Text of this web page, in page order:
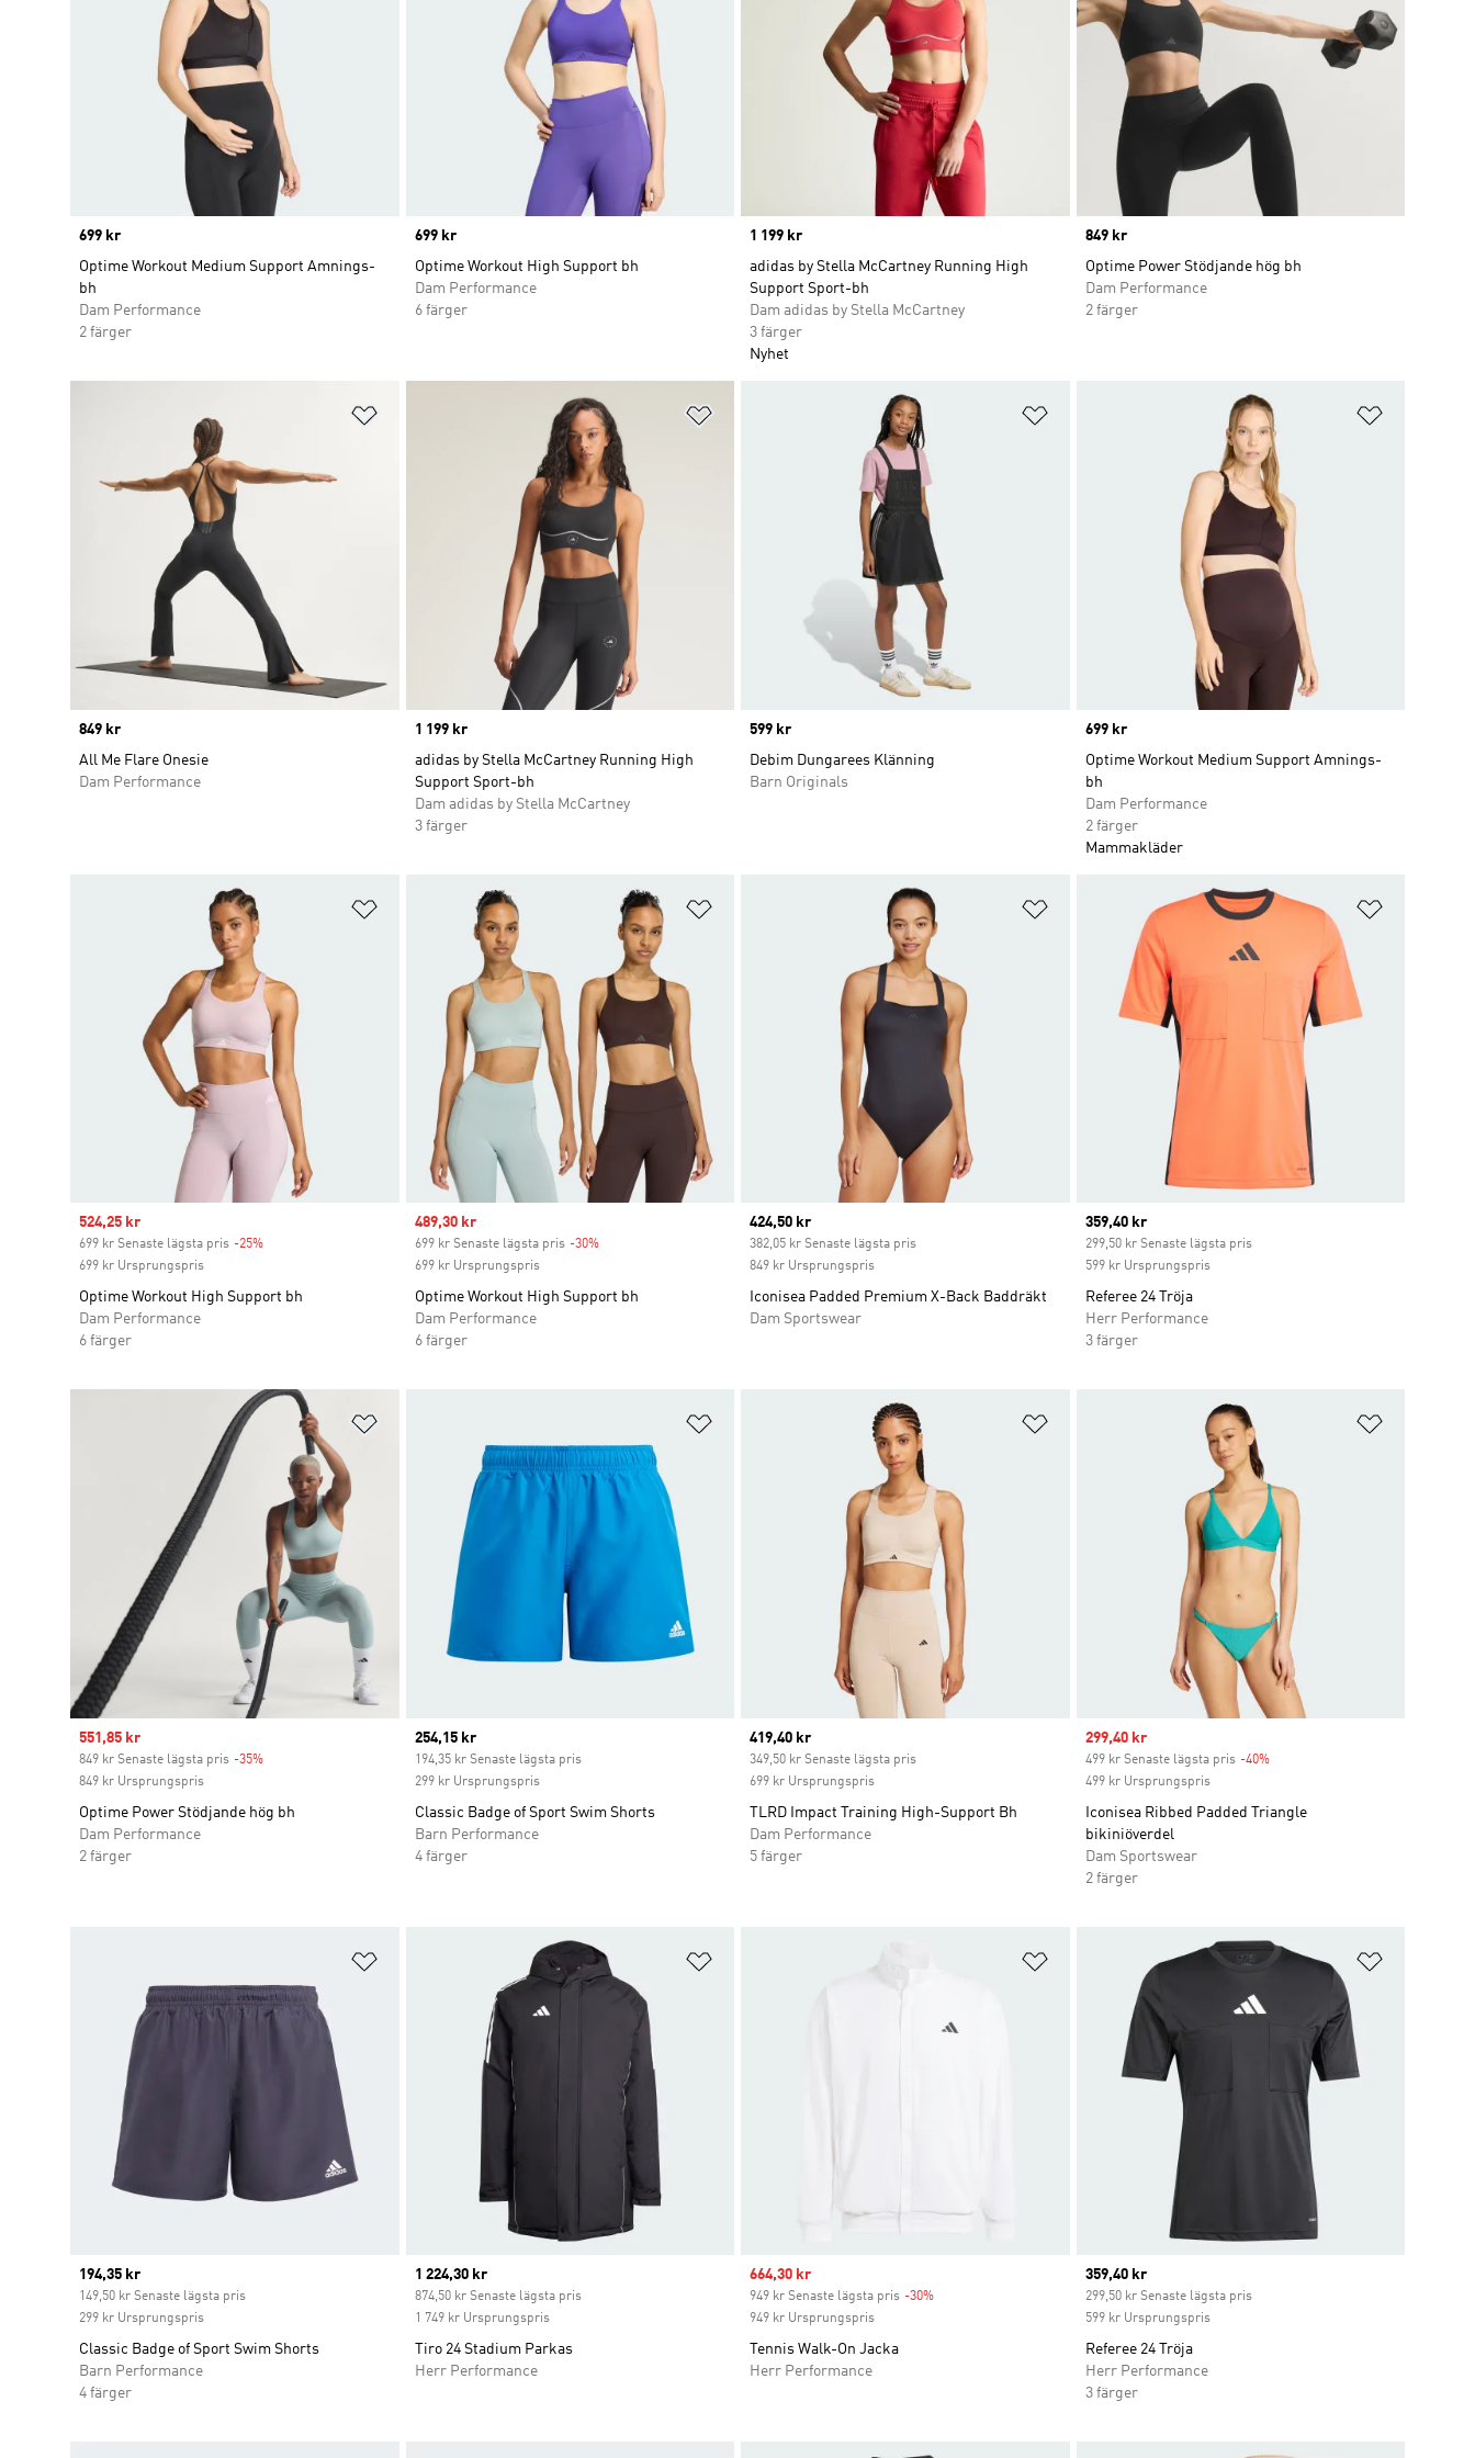
Price
699 kr
Optime Workout Medium Support Amnings-
bh
Dam Performance
2 färger
Price
699 kr
Optime Workout High Support bh
Dam Performance
6 färger
Price
1 199 kr
adidas by Stella McCartney Running High
Support Sport-bh
Dam adidas by Stella McCartney
3 färger
Nyhet
Price
849 kr
Optime Power Stödjande hög bh
Dam Performance
2 färger
Lägg till på önskelistan
Price
849 kr
All Me Flare Onesie
Dam Performance
Lägg till på önskelistan
Price
1 199 kr
adidas by Stella McCartney Running High
Support Sport-bh
Dam adidas by Stella McCartney
3 färger
Lägg till på önskelistan
Price
599 kr
Debim Dungarees Klänning
Barn Originals
Price
699 kr
Optime Workout Medium Support Amnings-
bh
Dam Performance
2 färger
Mammakläder
Lägg till på önskelistan
Sale price
524,25 kr
699 kr Senaste lägsta pris -25%
699 kr Ursprungspris
Optime Workout High Support bh
Dam Performance
6 färger
Lägg till på önskelistan
Sale price
489,30 kr
699 kr Senaste lägsta pris -30%Discount
699 kr Ursprungspris
Optime Workout High Support bh
Dam Performance
6 färger
Lägg till på önskelistan
Current price
424,50 kr
382,05 kr Senaste lägsta pris
849 kr Ursprungspris
Iconisea Padded Premium X-Back Baddräkt
Dam Sportswear
Current price
359,40 kr
299,50 kr Senaste lägsta pris
599 kr Ursprungspris
Referee 24 Tröja
Herr Performance
3 färger
Sale price
551,85 kr
849 kr Senaste lägsta pris -35%
849 kr Ursprungspris
Optime Power Stödjande hög bh
Dam Performance
2 färger
Lägg till på önskelistan
Current price
254,15 kr
194,35 kr Senaste lägsta pris
299 kr Ursprungspris
Classic Badge of Sport Swim Shorts
Barn Performance
4 färger
Lägg till på önskelistan
Current price
419,40 kr
349,50 kr Senaste lägsta pris
699 kr Ursprungspris
TLRD Impact Training High-Support Bh
Dam Performance
5 färger
Sale price
299,40 kr
499 kr Senaste lägsta pris -40%Discount
499 kr Ursprungspris
Iconisea Ribbed Padded Triangle
bikiniöverdel
Dam Sportswear
2 färger
Lägg till på önskelistan
Current price
194,35 kr
149,50 kr Senaste lägsta pris
299 kr Ursprungspris
Classic Badge of Sport Swim Shorts
Barn Performance
4 färger
Current price
1 224,30 kr
874,50 kr Senaste lägsta pris
1 749 kr Ursprungspris
Tiro 24 Stadium Parkas
Herr Performance
Lägg till på önskelistan
Sale price
664,30 kr
949 kr Senaste lägsta pris -30%
949 kr Ursprungspris
Tennis Walk-On Jacka
Herr Performance
Current price
359,40 kr
299,50 kr Senaste lägsta pris
599 kr Ursprungspris
Referee 24 Tröja
Herr Performance
3 färger